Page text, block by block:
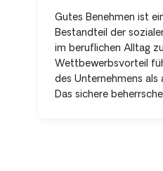
Gutes Benehmen ist
Bestandteil der
im beruflichen Alltag
Wettbewerbsvorteil
des Unternehmens als
Das sichere